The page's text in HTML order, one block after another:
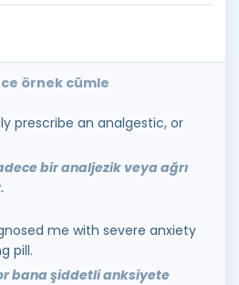
örnek cümle
prescribe an analgestic, or
bir analjezik veya ağrı
me with severe anxiety
pill.
bana şiddetli anksiyete